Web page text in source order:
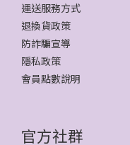
運送服務方式
退換貨政策
防詐騙宣導
隱私政策
會員點數說明
官方社群